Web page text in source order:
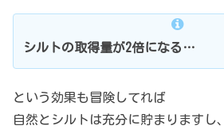
シルトの取得量が2倍になる…
という効果も冒険してれば
自然とシルトは充分に貯まりますし、